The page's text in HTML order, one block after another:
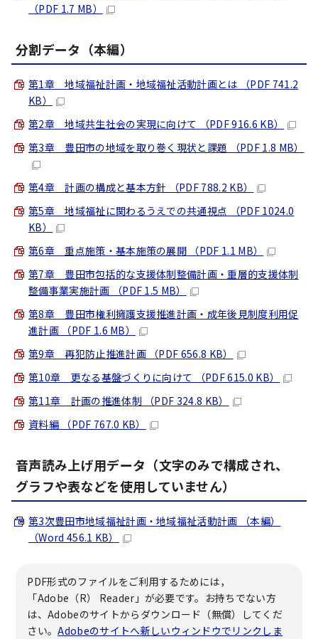
（PDF 1.7 MB）
分割データ（本編）
第1章 地域福祉計画・地域福祉活動計画とは （PDF 741.2
KB）
第2章 地域共生社会の実現に向けて （PDF 916.6 KB）
第3章 豊田市の地域を取り巻く現状と課題 （PDF 1.8 MB）
第4章 計画の構成と基本方針 （PDF 788.2 KB）
第5章 地域福祉に関わるうえでの共通視点 （PDF 1024.0
KB）
第6章 重点施策・基本施策の展開 （PDF 1.1 MB）
第7章 豊田市包括的な支援体制整備計画・重層的支援体制
整備事業実施計画 （PDF 1.5 MB）
第8章 豊田市権利擁護支援推進計画・成年後見制度利用促
進計画 （PDF 1.6 MB）
第9章 再犯防止推進計画 （PDF 656.8 KB）
第10章 更なる基盤づくりに向けて （PDF 615.0 KB）
第11章 計画の推進体制 （PDF 324.8 KB）
資料編 （PDF 767.0 KB）
音声読み上げ用データ（文字のみで構成され、
グラフや表などを使用していません）
第3次豊田市地域福祉計画・地域福祉活動計画 （本編）
（Word 456.1 KB）
PDF形式のファイルをご利用するためには，
「Adobe（R） Reader」が必要です。お持ちでない方
は、Adobeのサイトからダウンロード（無償）してくだ
さい。Adobeのサイトへ新しいウィンドウでリンクしま